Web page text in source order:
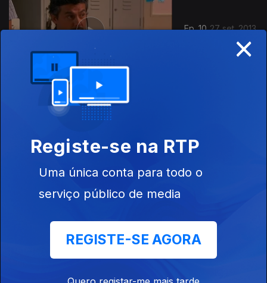
Ep. 10 27 set. 2013
Ep. 12
×
Registe-se na RTP
Uma única conta para todo o
serviço público de media
REGISTE-SE AGORA